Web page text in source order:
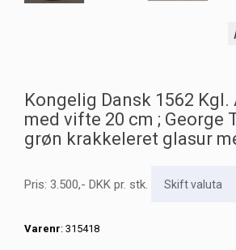
Kongelig Dansk 1562
med vifte 20 cm ; George
grøn krakkeleret glasur
Pris: 3.500,- DKK pr. stk.
Varenr: 315418